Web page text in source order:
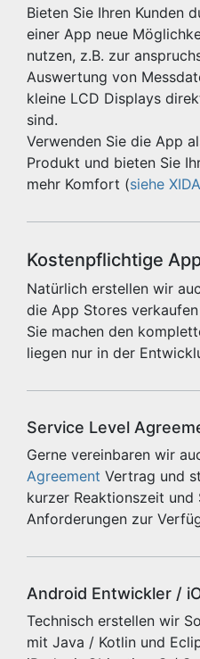
Bieten Sie Ihren Kunden
einer App neue
nutzen, z.B. zur
Auswertung von
kleine LCD Displays
sind.
Verwenden Sie die App
Produkt und bieten Sie
mehr Komfort (siehe
Kostenpflichtige
Natürlich erstellen wir
die App Stores
Sie machen den
liegen nur in der
Service Level
Gerne vereinbaren wir
Agreement Vertrag und
kurzer Reaktionszeit
Anforderungen zur
Android Entwickler /
Technisch erstellen wir
mit Java / Kotlin und